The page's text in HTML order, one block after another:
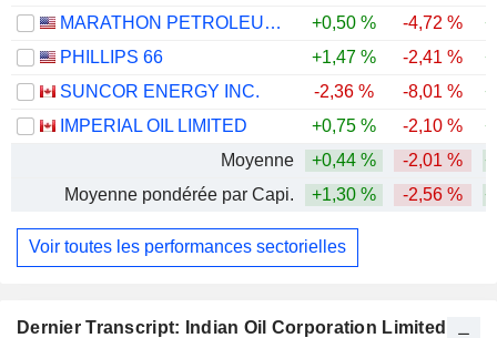
Dernier Transcript: Indian Oil Corporation Limited
MARATHON PETROLEUM CORPORATION
+0,50 % -4,72 %
PHILLIPS 66
+1,47 % -2,41 %
SUNCOR ENERGY INC.
-2,36 % -8,01 %
IMPERIAL OIL LIMITED
+0,75 % -2,10 %
Moyenne
+0,44 % -2,01 %
Moyenne pondérée par Capi.
+1,30 % -2,56 %
Voir toutes les performances sectorielles